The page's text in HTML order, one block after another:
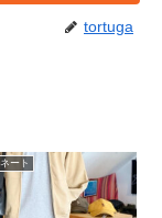
tortuga
ート